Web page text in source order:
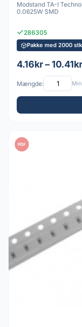
Modstand TA-I
0.0625W SMD
286305
Pakke med 2000
4.16kr – 10.41kr
Mængde:
PDF